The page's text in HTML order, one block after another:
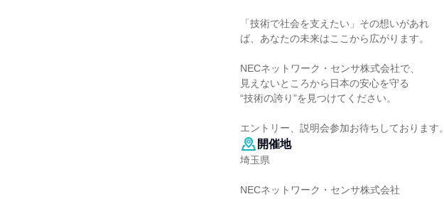
「技術で社会を支えたい」その想いがあれ
ば、あなたの未来はここから広がります。
NECネットワーク・センサ株式会社で、
見えないところから日本の安心を守る
“技術の誇り”を見つけてください。
エントリー、説明会参加お待ちしております。
開催地
埼玉県
NECネットワーク・センサ株式会社